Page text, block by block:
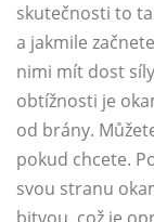
skutečnosti to
a jakmile
nimi mít dost
obtížnosti je
od brány.
pokud chcete.
svou stranu